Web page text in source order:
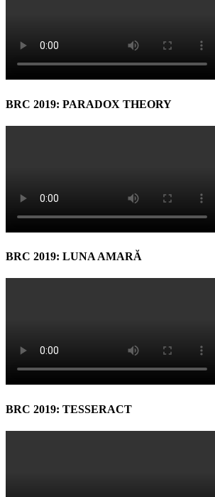
BRC 2019: PARADOX THEORY
BRC 2019: LUNA AMARĂ
BRC 2019: TESSERACT